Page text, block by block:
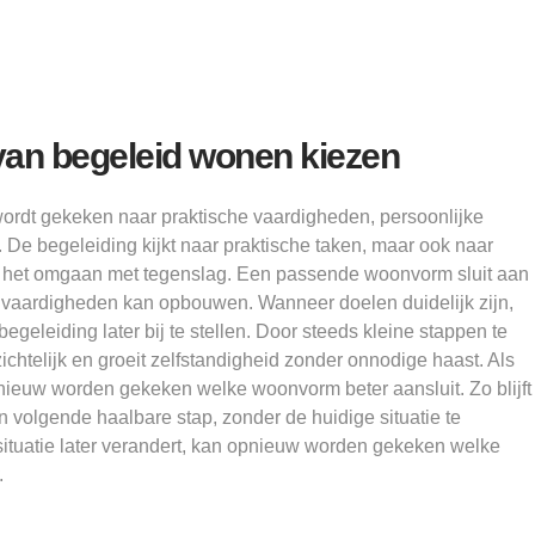
begeleid wonen kiezen
gekeken naar praktische vaardigheden, persoonlijke
begeleiding kijkt naar praktische taken, maar ook naar
omgaan met tegenslag. Een passende woonvorm sluit aan
kan opbouwen. Wanneer doelen duidelijk zijn,
later bij te stellen. Door steeds kleine stappen te
en groeit zelfstandigheid zonder onnodige haast. Als
worden gekeken welke woonvorm beter aansluit. Zo blijft
volgende haalbare stap, zonder de huidige situatie te
later verandert, kan opnieuw worden gekeken welke